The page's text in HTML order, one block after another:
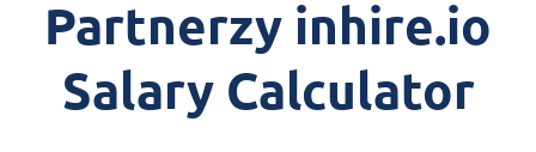
Partnerzy inhire.io
Salary Calculator